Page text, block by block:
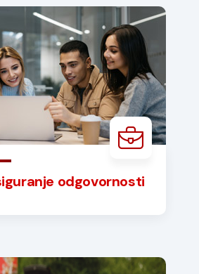
odgovornosti